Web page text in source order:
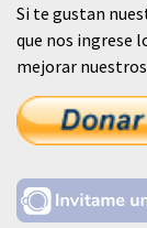
Si te gustan
que nos ingrese
mejorar